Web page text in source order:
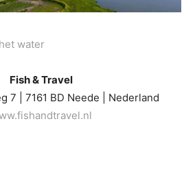
water
Fish & Travel
7 | 7161 BD Neede | Nederland